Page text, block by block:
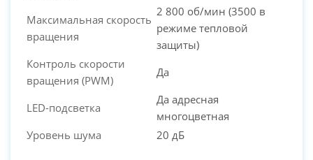
Максимальная скорость
вращения
2 800 об/мин (3500 в
режиме тепловой
защиты)
Контроль скорости
вращения (PWM)
Да
LED-подсветка
Да адресная
многоцветная
Уровень шума
20 дБ